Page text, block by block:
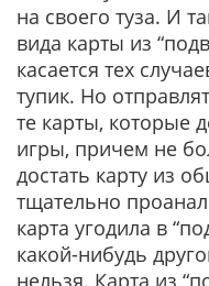
на своего туза. И
вида карты из
касается тех
тупик. Но
те карты, которые
игры, причем не
достать карту из
тщательно
карта угодила в
какой-нибудь
нельзя. Карта из